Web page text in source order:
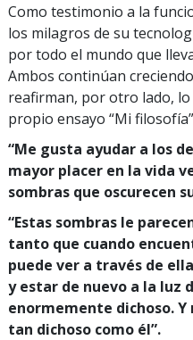
Como testimonio a la
los milagros de su
por todo el mundo que
Ambos continúan
reafirman, por otro lado, lo
propio ensayo “Mi
“Me gusta ayudar a los
mayor placer en la vida
sombras que oscurecen
“Estas sombras le
tanto que cuando
puede ver a través de
y estar de nuevo a la luz
enormemente dichoso.
tan dichoso como él”.